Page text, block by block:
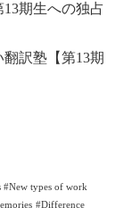
期生への独占
訳塾【第13期
#New types of work
#Difference